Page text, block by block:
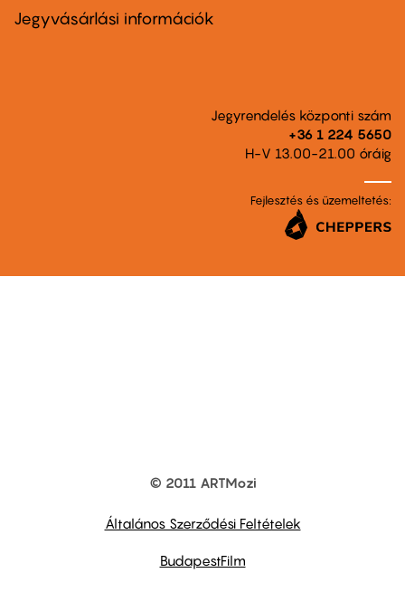
second
Jegyvásárlási információk
Jegyrendelés központi szám
+36 1 224 5650
H-V 13.00-21.00 óráig
Fejlesztés és üzemeltetés:
© 2011 ARTMozi
Általános Szerződési Feltételek
BudapestFilm